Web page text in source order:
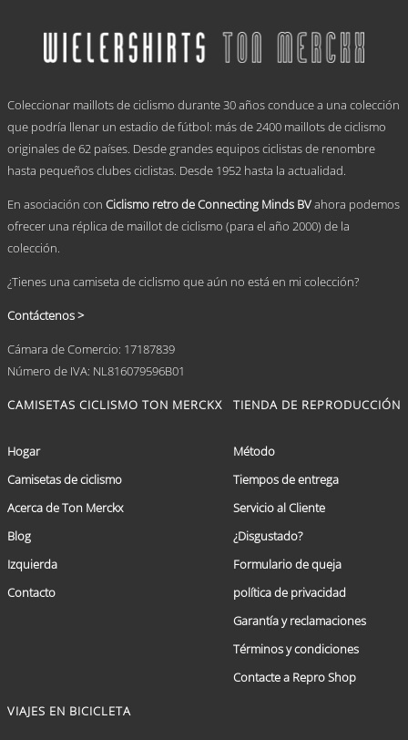
€ 59,95
hasta
variantes.
Las
pueden
elegir
la
página
producto
Coleccionar maillots de ciclismo durante 30 años conduce a una colección
que podría llenar un estadio de fútbol: más de 2400 maillots de ciclismo
originales de 62 países. Desde grandes equipos ciclistas de renombre
hasta pequeños clubes ciclistas. Desde 1952 hasta la actualidad.
En asociación con Ciclismo retro de Connecting Minds BVahora podemos
ofrecer una réplica de maillot de ciclismo (para el año 2000) de la
colección.
¿Tienes una camiseta de ciclismo que aún no está en mi colección?
Contáctenos >
Cámara de Comercio: 17187839
Número de IVA: NL816079596B01
CAMISETAS CICLISMO TON MERCKX
Hogar
Camisetas de ciclismo
Acerca de Ton Merckx
Blog
Izquierda
Contacto
TIENDA DE REPRODUCCIÓN
Método
Tiempos de entrega
Servicio al Cliente
¿Disgustado?
Formulario de queja
política de privacidad
Garantía y reclamaciones
Términos y condiciones
Contacte a Repro Shop
VIAJES EN BICICLETA